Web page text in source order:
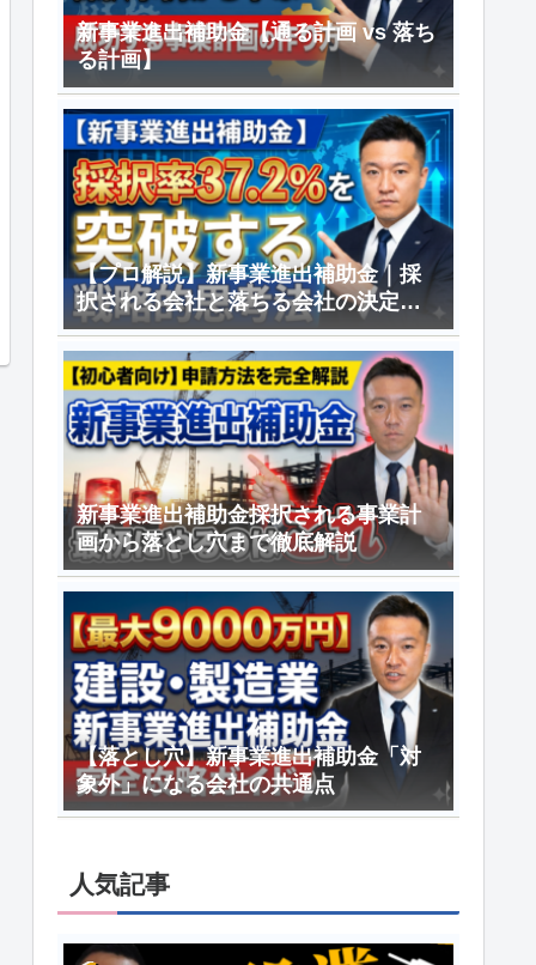
新事業進出補助金【通る計画 vs 落ち
る計画】
【プロ解説】新事業進出補助金｜採
択される会社と落ちる会社の決定的
差
新事業進出補助金採択される事業計
画から落とし穴まで徹底解説
【落とし穴】新事業進出補助金「対
象外」になる会社の共通点
人気記事